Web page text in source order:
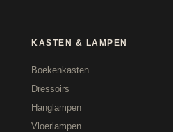
KASTEN & LAMPEN
Boekenkasten
Dressoirs
Hanglampen
Vloerlampen